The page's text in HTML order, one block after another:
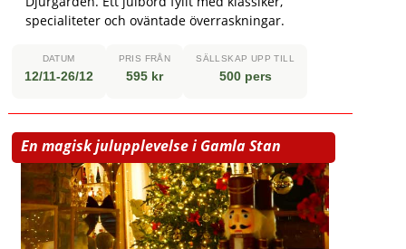
specialiteter och oväntade överraskningar.
DATUM
12/11-26/12
PRIS FRÅN
595 kr
SÄLLSKAP UPP TILL
500 pers
En magisk julupplevelse i Gamla Stan